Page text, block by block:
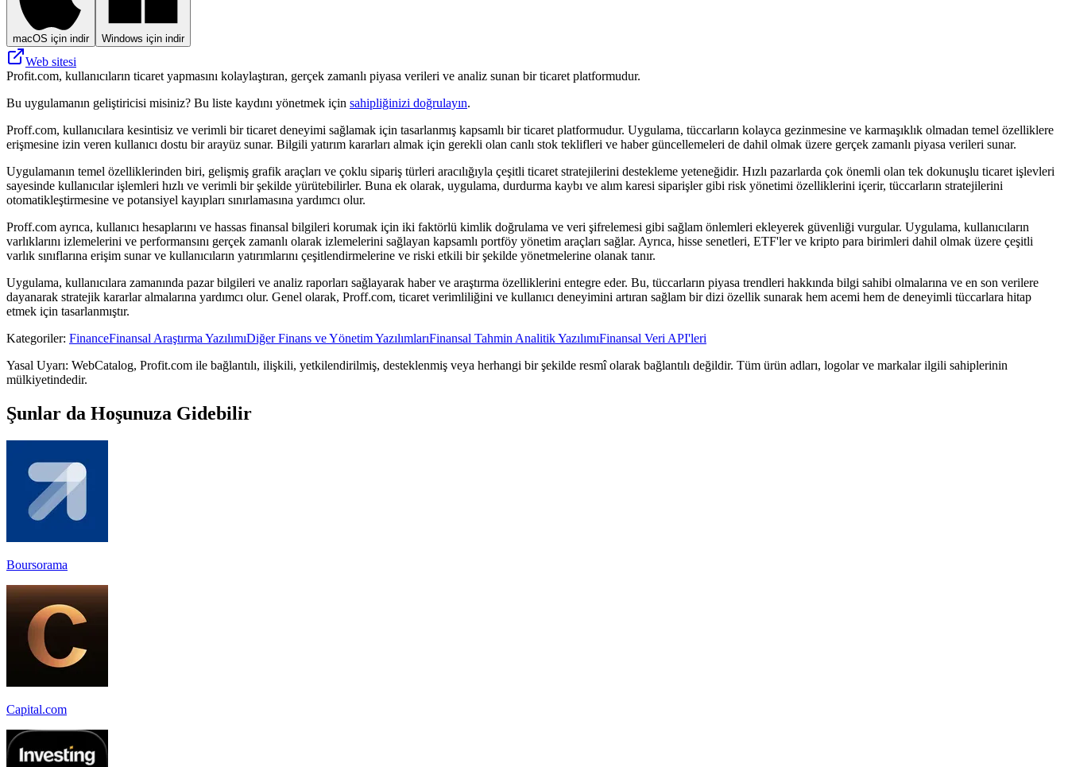
macOS için indir Windows için indir
Web sitesi
Profit.com, kullanıcıların ticaret yapmasını kolaylaştıran, gerçek zamanlı piyasa verileri ve analiz sunan bir ticaret platformudur.
Bu uygulamanın geliştiricisi misiniz? Bu liste kaydını yönetmek için sahipliğinizi doğrulayın.
Proff.com, kullanıcılara kesintisiz ve verimli bir ticaret deneyimi sağlamak için tasarlanmış kapsamlı bir ticaret platformudur. Uygulama, tüccarların kolayca gezinmesine ve karmaşıklık olmadan temel özelliklere
erişmesine izin veren kullanıcı dostu bir arayüz sunar. Bilgili yatırım kararları almak için gerekli olan canlı stok teklifleri ve haber güncellemeleri de dahil olmak üzere gerçek zamanlı piyasa verileri sunar.
Uygulamanın temel özelliklerinden biri, gelişmiş grafik araçları ve çoklu sipariş türleri aracılığıyla çeşitli ticaret stratejilerini destekleme yeteneğidir. Hızlı pazarlarda çok önemli olan tek dokunuşlu ticaret işlevleri
sayesinde kullanıcılar işlemleri hızlı ve verimli bir şekilde yürütebilirler. Buna ek olarak, uygulama, durdurma kaybı ve alım karesi siparişler gibi risk yönetimi özelliklerini içerir, tüccarların stratejilerini
otomatikleştirmesine ve potansiyel kayıpları sınırlamasına yardımcı olur.
Proff.com ayrıca, kullanıcı hesaplarını ve hassas finansal bilgileri korumak için iki faktörlü kimlik doğrulama ve veri şifrelemesi gibi sağlam önlemleri ekleyerek güvenliği vurgular. Uygulama, kullanıcıların
varlıklarını izlemelerini ve performansını gerçek zamanlı olarak izlemelerini sağlayan kapsamlı portföy yönetim araçları sağlar. Ayrıca, hisse senetleri, ETF'ler ve kripto para birimleri dahil olmak üzere çeşitli
varlık sınıflarına erişim sunar ve kullanıcıların yatırımlarını çeşitlendirmelerine ve riski etkili bir şekilde yönetmelerine olanak tanır.
Uygulama, kullanıcılara zamanında pazar bilgileri ve analiz raporları sağlayarak haber ve araştırma özelliklerini entegre eder. Bu, tüccarların piyasa trendleri hakkında bilgi sahibi olmalarına ve en son verilere
dayanarak stratejik kararlar almalarına yardımcı olur. Genel olarak, Proff.com, ticaret verimliliğini ve kullanıcı deneyimini artıran sağlam bir dizi özellik sunarak hem acemi hem de deneyimli tüccarlara hitap
etmek için tasarlanmıştır.
Kategoriler: FinanceFinansal Araştırma YazılımıDiğer Finans ve Yönetim YazılımlarıFinansal Tahmin Analitik YazılımıFinansal Veri API'leri
Yasal Uyarı: WebCatalog, Profit.com ile bağlantılı, ilişkili, yetkilendirilmiş, desteklenmiş veya herhangi bir şekilde resmî olarak bağlantılı değildir. Tüm ürün adları, logolar ve markalar ilgili sahiplerinin
mülkiyetindedir.
Şunlar da Hoşunuza Gidebilir
Boursorama
Capital.com